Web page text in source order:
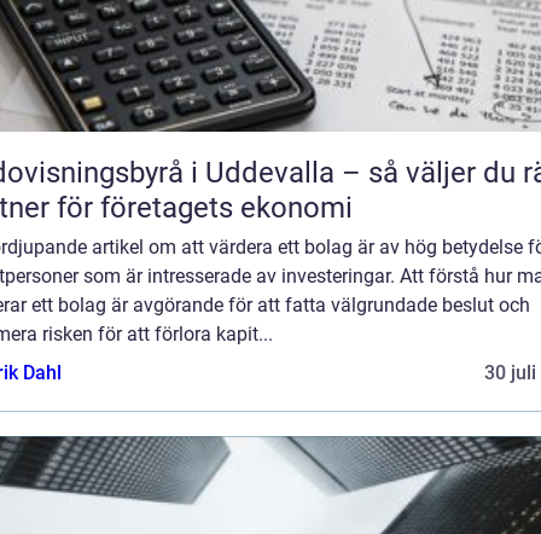
i Uddevalla – så väljer du
för företagets ekonomi
artikel om att värdera ett bolag är av hög betydelse
som är intresserade av investeringar. Att förstå hur
ett bolag är avgörande för att fatta välgrundade beslut och
risken för att förlora kapit...
Dahl
30 juli